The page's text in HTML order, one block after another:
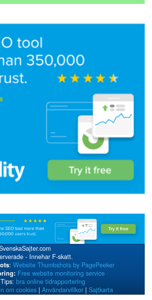
- Innehar F-skatt.
: Website Thumbshots by PagePeeker
Free website monitoring service
Tips: bra online tidrapportering
om cookies | Användarvillkor | Sajtkarta